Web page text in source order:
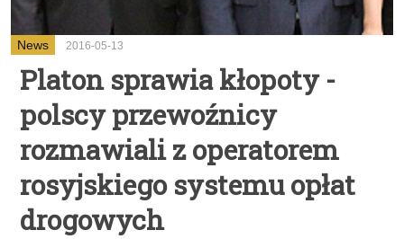
News 2016-05-13
Platon sprawia kłopoty -
polscy przewoźnicy
rozmawiali z operatorem
rosyjskiego systemu opłat
drogowych